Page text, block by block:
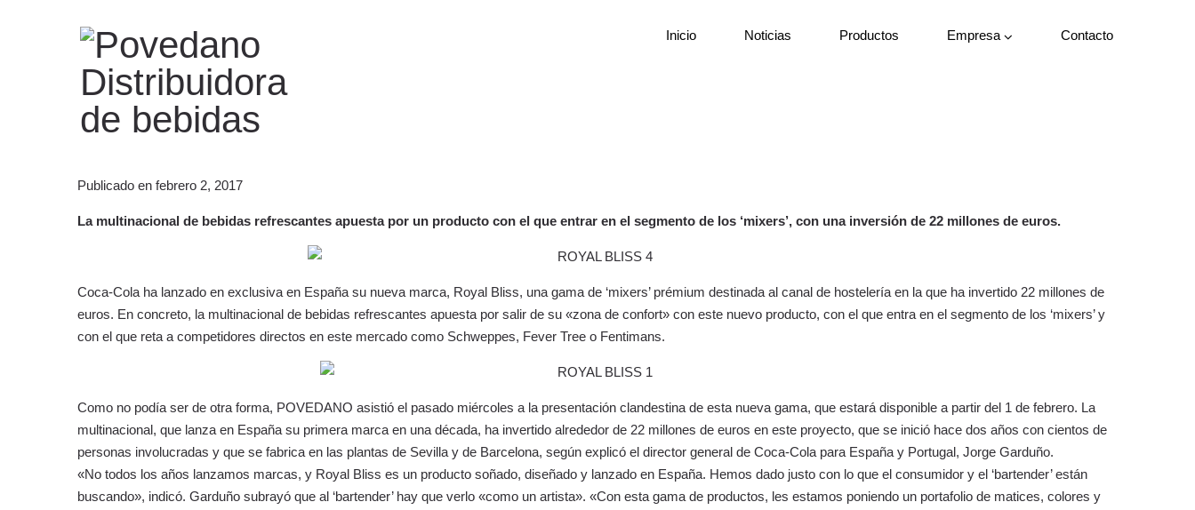
Inicio Noticias Productos Empresa Contacto
Publicado en febrero 2, 2017
La multinacional de bebidas refrescantes apuesta por un producto con el que entrar en el segmento de los ‘mixers’, con una inversión de 22 millones de euros.
Coca-Cola ha lanzado en exclusiva en España su nueva marca, Royal Bliss, una gama de ‘mixers’ prémium destinada al canal de hostelería en la que ha invertido 22 millones de
euros. En concreto, la multinacional de bebidas refrescantes apuesta por salir de su «zona de confort» con este nuevo producto, con el que entra en el segmento de los ‘mixers’ y
con el que reta a competidores directos en este mercado como Schweppes, Fever Tree o Fentimans.
Como no podía ser de otra forma, POVEDANO asistió el pasado miércoles a la presentación clandestina de esta nueva gama, que estará disponible a partir del 1 de febrero. La
multinacional, que lanza en España su primera marca en una década, ha invertido alrededor de 22 millones de euros en este proyecto, que se inició hace dos años con cientos de
personas involucradas y que se fabrica en las plantas de Sevilla y de Barcelona, según explicó el director general de Coca-Cola para España y Portugal, Jorge Garduño.
«No todos los años lanzamos marcas, y Royal Bliss es un producto soñado, diseñado y lanzado en España. Hemos dado justo con lo que el consumidor y el ‘bartender’ están
buscando», indicó. Garduño subrayó que al ‘bartender’ hay que verlo «como un artista». «Con esta gama de productos, les estamos poniendo un portafolio de matices, colores y